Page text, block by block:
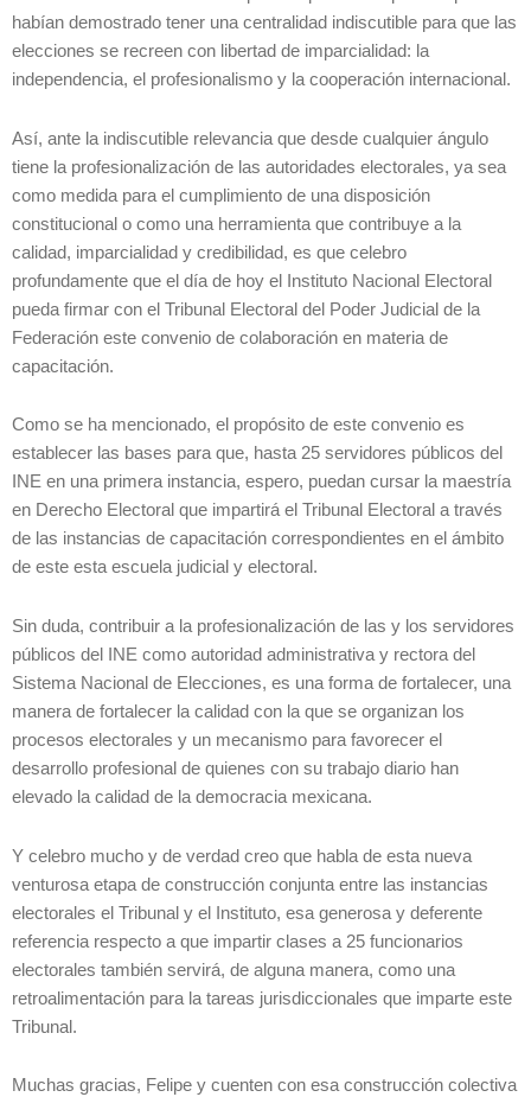
habían demostrado tener una centralidad indiscutible para que las
elecciones se recreen con libertad de imparcialidad: la
independencia, el profesionalismo y la cooperación internacional.
Así, ante la indiscutible relevancia que desde cualquier ángulo
tiene la profesionalización de las autoridades electorales, ya sea
como medida para el cumplimiento de una disposición
constitucional o como una herramienta que contribuye a la
calidad, imparcialidad y credibilidad, es que celebro
profundamente que el día de hoy el Instituto Nacional Electoral
pueda firmar con el Tribunal Electoral del Poder Judicial de la
Federación este convenio de colaboración en materia de
capacitación.
Como se ha mencionado, el propósito de este convenio es
establecer las bases para que, hasta 25 servidores públicos del
INE en una primera instancia, espero, puedan cursar la maestría
en Derecho Electoral que impartirá el Tribunal Electoral a través
de las instancias de capacitación correspondientes en el ámbito
de este esta escuela judicial y electoral.
Sin duda, contribuir a la profesionalización de las y los servidores
públicos del INE como autoridad administrativa y rectora del
Sistema Nacional de Elecciones, es una forma de fortalecer, una
manera de fortalecer la calidad con la que se organizan los
procesos electorales y un mecanismo para favorecer el
desarrollo profesional de quienes con su trabajo diario han
elevado la calidad de la democracia mexicana.
Y celebro mucho y de verdad creo que habla de esta nueva
venturosa etapa de construcción conjunta entre las instancias
electorales el Tribunal y el Instituto, esa generosa y deferente
referencia respecto a que impartir clases a 25 funcionarios
electorales también servirá, de alguna manera, como una
retroalimentación para la tareas jurisdiccionales que imparte este
Tribunal.
Muchas gracias, Felipe y cuenten con esa construcción colectiva